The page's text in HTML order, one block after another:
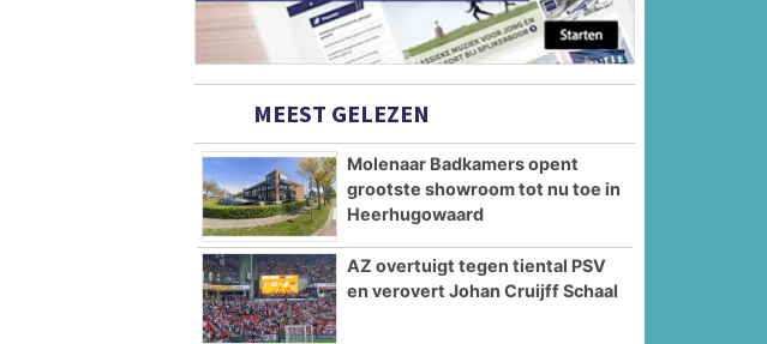
MEEST GELEZEN
Molenaar Badkamers opent
grootste showroom tot nu toe in
Heerhugowaard
AZ overtuigt tegen tiental PSV
en verovert Johan Cruijff Schaal